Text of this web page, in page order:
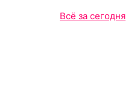
Всё за сегодня